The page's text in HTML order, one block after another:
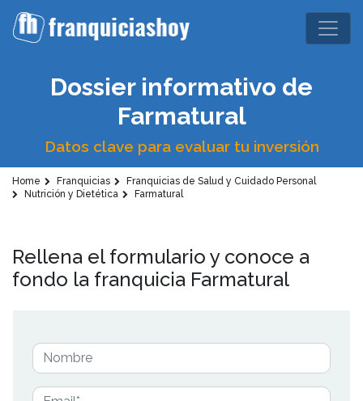
Dossier informativo de
Farmatural
Datos clave para evaluar tu inversión
Home Franquicias
Franquicias de Salud y Cuidado Personal
Nutrición y Dietética
Farmatural
Rellena el formulario y conoce a
fondo la franquicia Farmatural